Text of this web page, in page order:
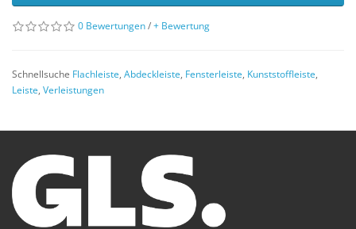
0 Bewertungen/+ Bewertung
Schnellsuche Flachleiste, Abdeckleiste, Fensterleiste, Kunststoffleiste,
Leiste, Verleistungen